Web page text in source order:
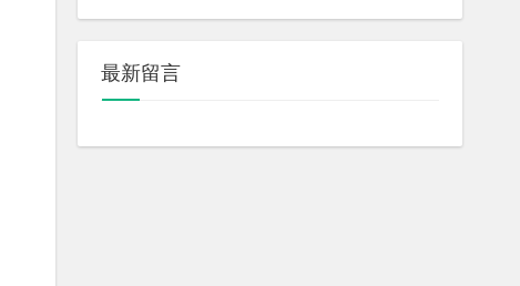
最新留言